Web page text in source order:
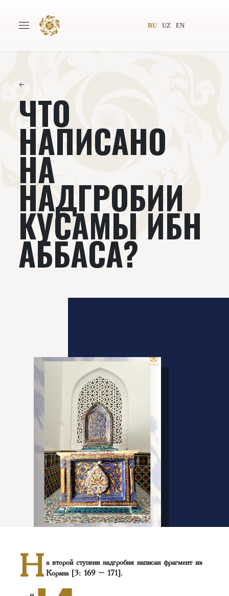
RU UZ EN
Авторы
Издательство
Книги
←
ЧТО
НАПИСАНО
НА
НАДГРОБИИ
КУСАМЫ ИБН
АББАСА?
Н а второй ступени надгробия написан фрагмент из
Корана [3: 169 – 171].